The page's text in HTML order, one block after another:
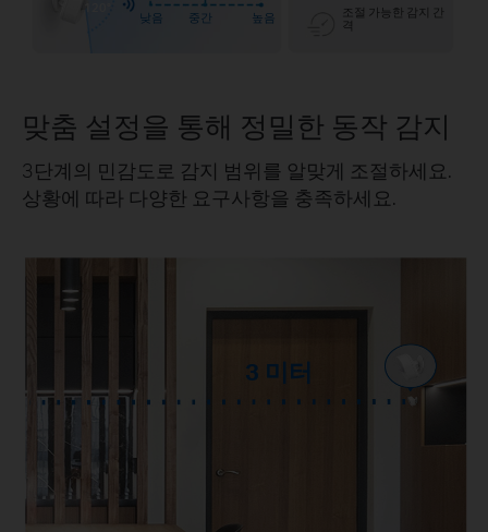
낮음
중간 높음
조절 가능한 감지 간
격
맞춤 설정을 통해 정밀한 동작 감지
3단계의 민감도로 감지 범위를 알맞게 조절하세요.
상황에 따라 다양한 요구사항을 충족하세요.
3 미터